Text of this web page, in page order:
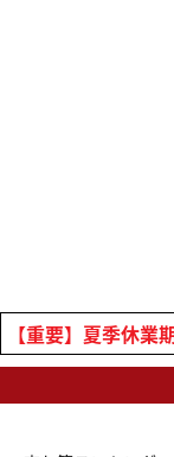
【重要】夏季休業